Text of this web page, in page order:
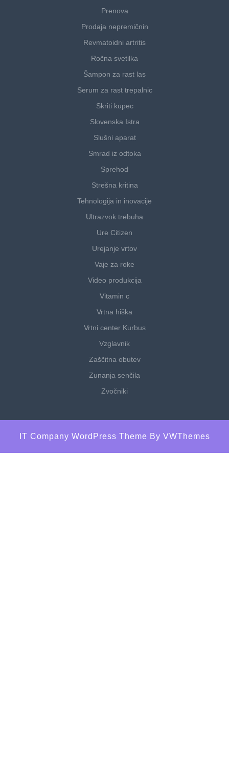
Prenova
Prodaja nepremičnin
Revmatoidni artritis
Ročna svetilka
Šampon za rast las
Serum za rast trepalnic
Skriti kupec
Slovenska Istra
Slušni aparat
Smrad iz odtoka
Sprehod
Strešna kritina
Tehnologija in inovacije
Ultrazvok trebuha
Ure Citizen
Urejanje vrtov
Vaje za roke
Video produkcija
Vitamin c
Vrtna hiška
Vrtni center Kurbus
Vzglavnik
Zaščitna obutev
Zunanja senčila
Zvočniki
IT Company WordPress Theme By VWThemes